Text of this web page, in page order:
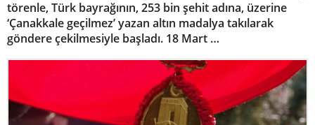
törenle, Türk bayrağının, 253 bin şehit adına, üzerine
‘Çanakkale geçilmez’ yazan altın madalya takılarak
göndere çekilmesiyle başladı. 18 Mart …